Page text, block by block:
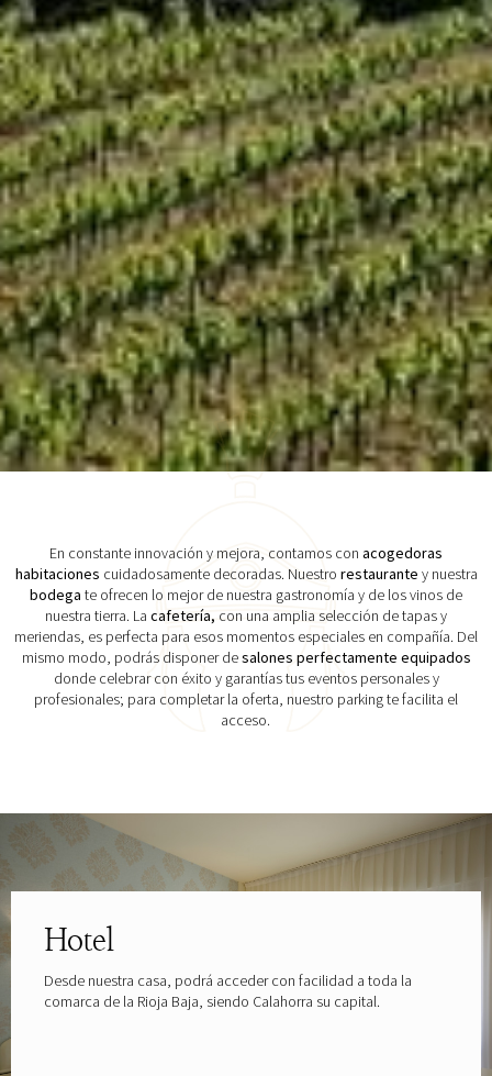
En constante innovación y mejora, contamos con acogedoras
habitaciones cuidadosamente decoradas. Nuestro restaurante y nuestra
bodega te ofrecen lo mejor de nuestra gastronomía y de los vinos de
nuestra tierra. La cafetería, con una amplia selección de tapas y
meriendas, es perfecta para esos momentos especiales en compañía. Del
mismo modo, podrás disponer desalones perfectamente equipados
donde celebrar con éxito y garantías tus eventos personales y
profesionales; para completar la oferta, nuestro parking te facilita el
acceso.
Hotel
Desde nuestra casa, podrá acceder con facilidad a toda la
comarca de la Rioja Baja, siendo Calahorra su capital.